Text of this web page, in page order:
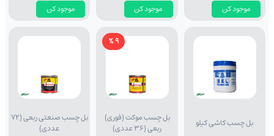
موجود کن موجود کن موجود کن
بل چسب کاشی کیلو
9 %
بل چسب موکت (فوری)
ربعی (36 عددی)
بل چسب صنعتی ربعی (72
عددی)